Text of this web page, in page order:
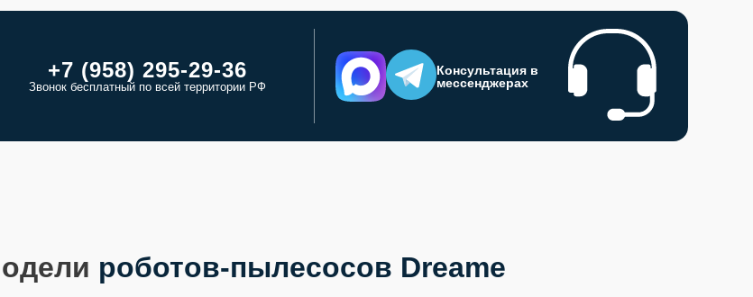
+7 (958) 295-29-36
Звонок бесплатный по всей территории РФ
Консультация в
мессенджерах
роботов-пылесосов Dreame